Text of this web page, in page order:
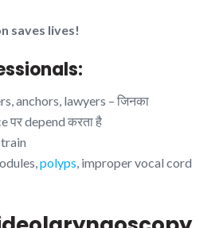
saves lives!
anchors, lawyers – जिनका
पर depend करता है
polyps , improper vocal cord